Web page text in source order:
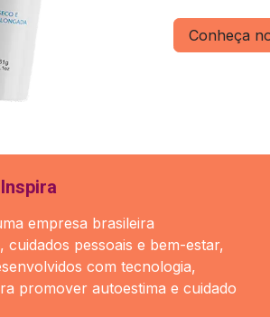
Conheça
empresa brasileira
cuidados pessoais e bem-estar,
com tecnologia,
promover autoestima e cuidado